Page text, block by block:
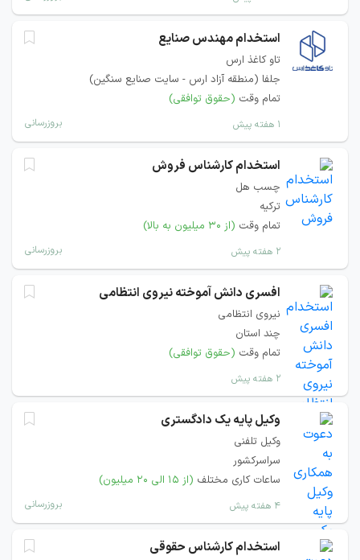
استخدام مهندس صنایع
تاو کاغذ ارس
جلفا (منطقه آزاد ارس - سایت صنایع سنگین)
تمام وقت (حقوق توافقی)
۱ هفته پیش بروزرسانی
استخدام کارشناس فروش
چسب هل
ترکیه
تمام وقت (از ۳۰ میلیون به بالا)
۲ هفته پیش بروزرسانی
افسری دانش آموخته نیروی انتظامی
نیروی انتظامی
چند استان
تمام وقت (حقوق توافقی)
۲ هفته پیش
وکیل پایه یک دادگستری
وکیل تلفنی
سراسرکشور
ساعات کاری مختلف (از ۱۵ الی ۲۰ میلیون)
۴ هفته پیش بروزرسانی
استخدام کارشناس حقوقی